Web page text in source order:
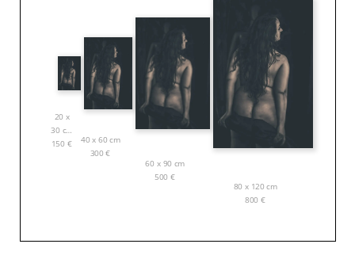
20 x
30 cm
150 €
40 x 60 cm
300€
60 x 90 cm
500 €
80 x 120 cm
800 €